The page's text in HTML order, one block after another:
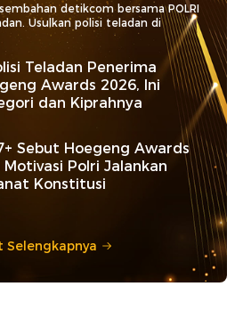
detikcom bersama POLRI
Usulkan polisi teladan di
Teladan Penerima
Awards 2026, Ini
dan Kiprahnya
Sebut Hoegeng Awards
Motivasi Polri Jalankan
Konstitusi
Selengkapnya